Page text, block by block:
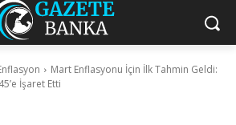
Mart Enflasyonu İçin İlk Tahmin Geldi:
İşaret Etti